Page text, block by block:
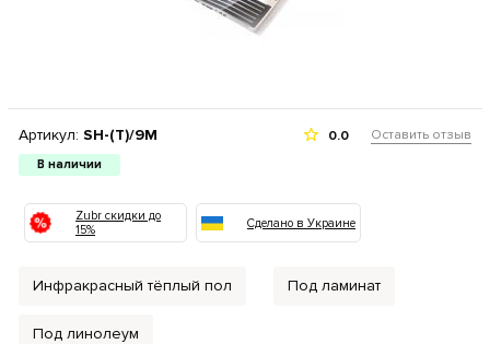
Артикул: SH-(Т)/9M
В наличии
0.0 Оставить отзыв
Zubr скидки до
15%
Сделано в Украине
Инфракрасный тёплый пол Под ламинат
Под линолеум